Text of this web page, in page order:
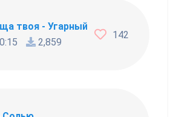
твоя - Угарный рингтон на
2,859
142